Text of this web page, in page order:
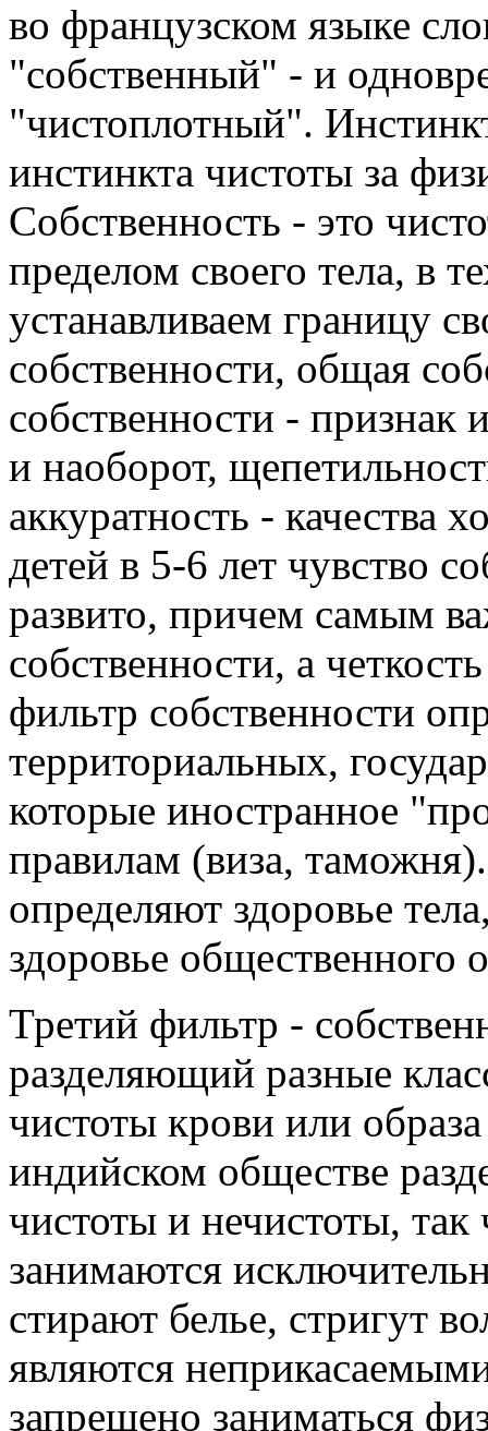
во французском языке
"собственный" - и
"чистоплотный".
инстинкта чистоты за
Собственность - это
пределом своего тела, в
устанавливаем границу
собственности, общая
собственности - признак
и наоборот,
аккуратность - качества
детей в 5-6 лет чувство
развито, причем самым
собственности, а
фильтр собственности
территориальных,
которые иностранное
правилам (виза,
определяют здоровье
здоровье общественного
Третий фильтр -
разделяющий разные
чистоты крови или
индийском обществе
чистоты и нечистоты, так
занимаются
стирают белье, стригут
являются
запрещено заниматься